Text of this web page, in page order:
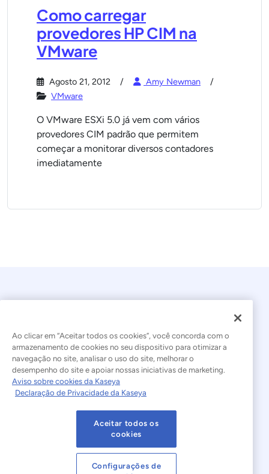
Como carregar
provedores HP CIM na
VMware
Agosto 21, 2012
Amy Newman
VMware
O VMware ESXi 5.0 já vem com vários
provedores CIM padrão que permitem
começar a monitorar diversos contadores
imediatamente
© 2026 Kaseya. Todos os direitos reservados.
Português Brasileiro
Declaração sobre a Escravidão Moderna
Termos de Uso do Site Declaração de Privacidade
Mapa do site Cookies Settings
Ao clicar em “Aceitar todos os cookies”, você concorda com o
armazenamento de cookies no seu dispositivo para otimizar a
navegação no site, analisar o uso do site, melhorar o
desempenho do site e apoiar nossas iniciativas de marketing.
Aviso sobre cookies da Kaseya
Declaração de Privacidade da Kaseya
Aceitar todos os
cookies
Configurações de